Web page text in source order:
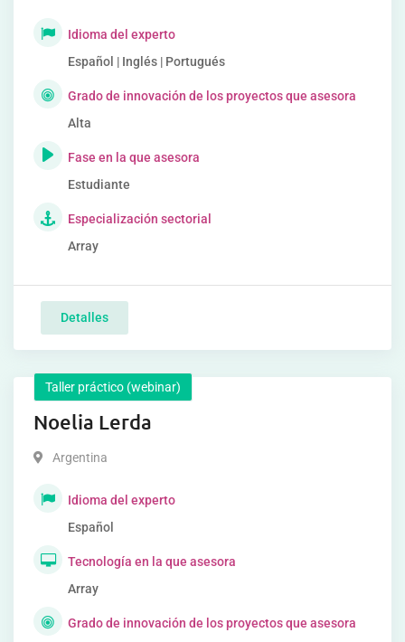
Idioma del experto
Español | Inglés | Portugués
Grado de innovación de los proyectos que asesora
Alta
Fase en la que asesora
Estudiante
Especialización sectorial
Array
Detalles
Taller práctico (webinar)
Noelia Lerda
Argentina
Idioma del experto
Español
Tecnología en la que asesora
Array
Grado de innovación de los proyectos que asesora